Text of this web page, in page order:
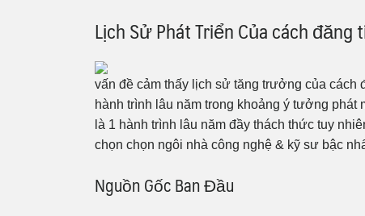
Lịch Sử Phát Triển Của cách đăng
vấn đề cảm thấy lịch sử tăng trưởng của cách
hành trình lâu năm trong khoảng ý tưởng
là 1 hành trình lâu năm đầy thách thức tuy
chọn chọn ngôi nhà công nghệ & kỹ sư bậc
Nguồn Gốc Ban Đầu